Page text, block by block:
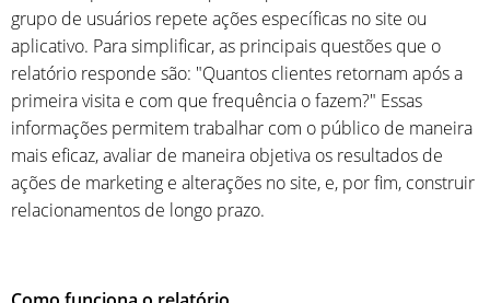
grupo de usuários repete ações específicas no site ou
aplicativo. Para simplificar, as principais questões que o
relatório responde são: "Quantos clientes retornam após a
primeira visita e com que frequência o fazem?" Essas
informações permitem trabalhar com o público de maneira
mais eficaz, avaliar de maneira objetiva os resultados de
ações de marketing e alterações no site, e, por fim, construir
relacionamentos de longo prazo.